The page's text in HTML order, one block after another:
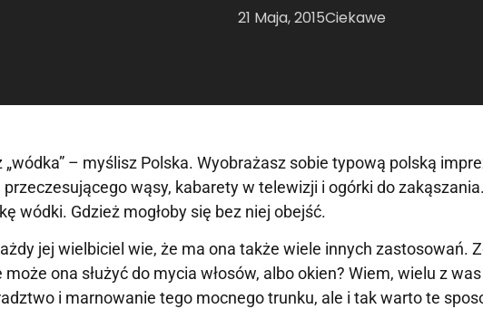
21 Maja, 2015Ciekawe
„wódka” – myślisz Polska. Wyobrażasz sobie typową polską
wąsy, kabarety w telewizji i ogórki do
wódki. Gdzież mogłoby się bez niej obejść.
jej wielbiciel wie, że ma ona także wiele innych zastosowań.
może ona służyć do mycia włosów, albo okien? Wiem, wielu z
i marnowanie tego mocnego trunku, ale i tak warto te